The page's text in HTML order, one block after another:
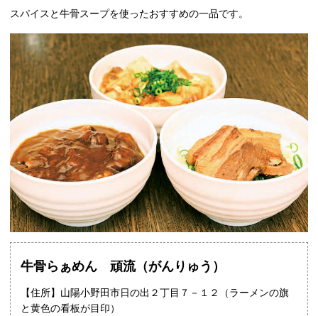
スパイスと牛骨スープを使ったおすすめの一品です。
牛骨らぁめん 頑流（がんりゅう）
【住所】山陽小野田市日の出２丁目７－１２（ラーメンの旗
と黄色の看板が目印）